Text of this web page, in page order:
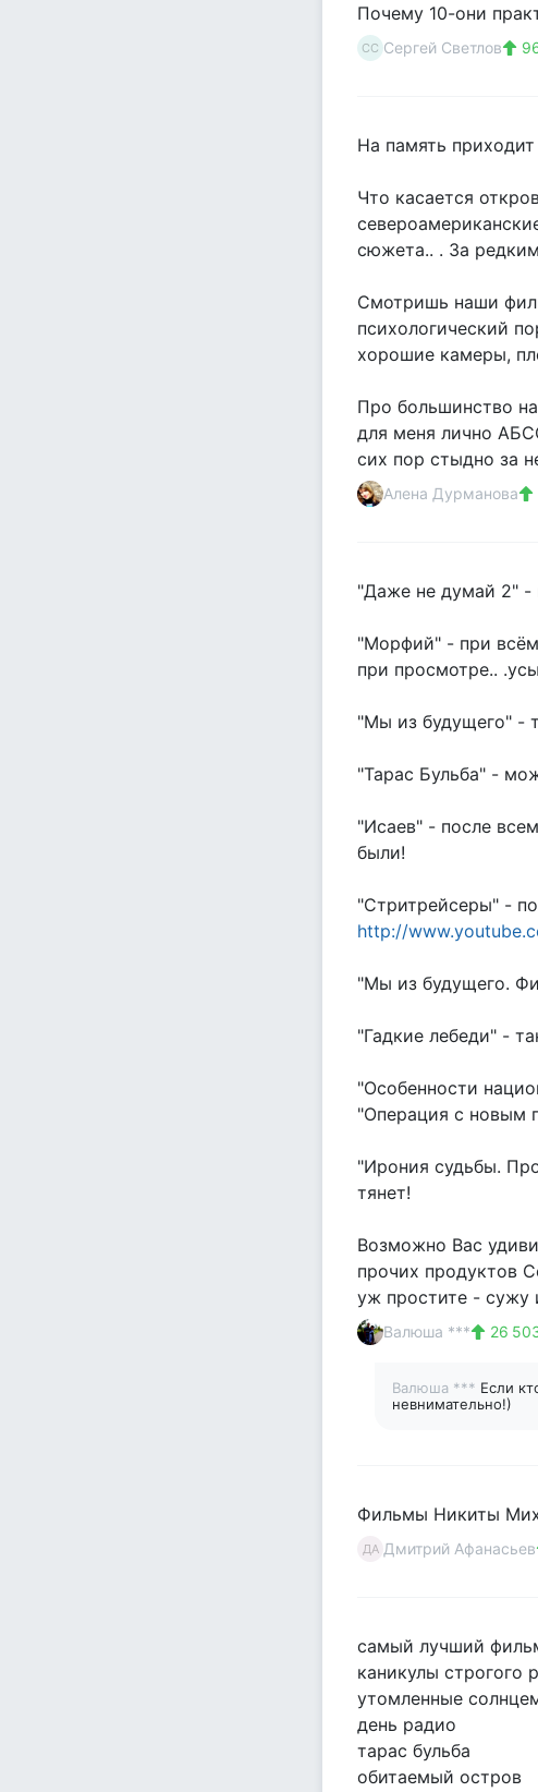
Почему 10-они
СС Сергей Светлов
На память
Что касается
сюжета.. . За
Смотришь наши
психологический
хорошие камеры,
Про большинство
для меня лично
сих пор стыдно за
Алена Дурманова
"Даже не думай 2" -
"Морфий" - при всём
при просмотре..
"Мы из будущего" -
"Тарас Бульба" -
"Исаев" - после
были!
"Стритрейсеры" -
http://
"Мы из будущего.
"Гадкие лебеди" -
"Особенности
"Операция с новым
"Ирония судьбы.
тянет!
Возможно Вас
прочих продуктов
уж простите - сужу
Валюша *** 26
Валюша *** Если
невнимательно!)
Фильмы Никиты
ДА Дмитрий Афанасьев
самый лучший
каникулы строгого
утомленные
день радио
тарас бульба
обитаемый остров